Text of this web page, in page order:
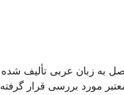
به زبان عربی تألیف شده
مورد بررسی قرار